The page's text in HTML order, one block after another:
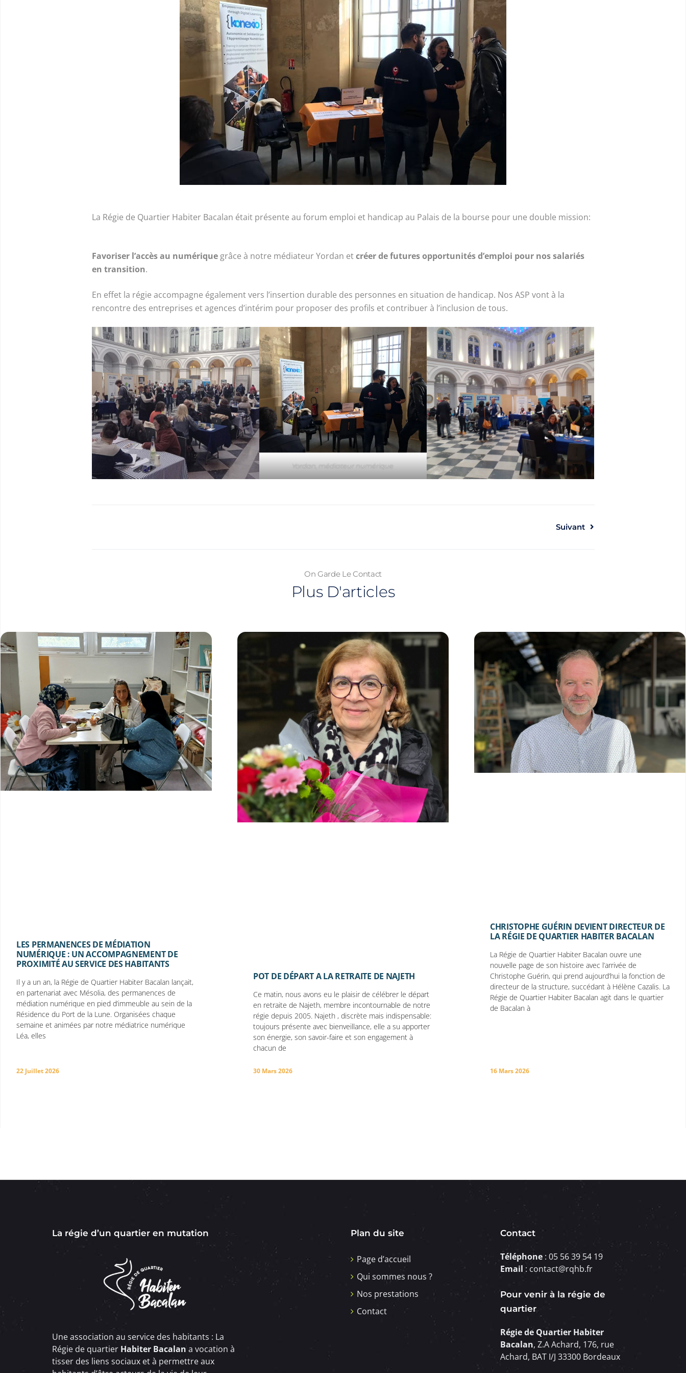
La Régie de Quartier Habiter Bacalan était présente au forum emploi et handicap au Palais de la bourse pour une double mission:
Favoriser l’accès au numériquegrâce à notre médiateur Yordan etcréer de futures opportunités d’emploi pour nos salariés
en transition.
En effet la régie accompagne également vers l’insertion durable des personnes en situation de handicap. Nos ASP vont à la
rencontre des entreprises et agences d’intérim pour proposer des profils et contribuer à l’inclusion de tous.
Yordan, médiateur numérique
Suivant
On Garde Le Contact
Plus D'articles
LES PERMANENCES DE MÉDIATION
NUMÉRIQUE : UN ACCOMPAGNEMENT DE
PROXIMITÉ AU SERVICE DES HABITANTS
Il y a un an, la Régie de Quartier Habiter Bacalan lançait,
en partenariat avec Mésolia, des permanences de
médiation numérique en pied d’immeuble au sein de la
Résidence du Port de la Lune. Organisées chaque
semaine et animées par notre médiatrice numérique
Léa, elles
22 Juillet 2026
POT DE DÉPART A LA RETRAITE DE NAJETH
Ce matin, nous avons eu le plaisir de célébrer le départ
en retraite de Najeth, membre incontournable de notre
régie depuis 2005. Najeth , discrète mais indispensable:
toujours présente avec bienveillance, elle a su apporter
son énergie, son savoir-faire et son engagement à
chacun de
30 Mars 2026
CHRISTOPHE GUÉRIN DEVIENT DIRECTEUR DE
LA RÉGIE DE QUARTIER HABITER BACALAN
La Régie de Quartier Habiter Bacalan ouvre une
nouvelle page de son histoire avec l’arrivée de
Christophe Guérin, qui prend aujourd’hui la fonction de
directeur de la structure, succédant à Hélène Cazalis. La
Régie de Quartier Habiter Bacalan agit dans le quartier
de Bacalan à
16 Mars 2026
La régie d’un quartier en mutation
Une association au service des habitants : La
Régie de quartier Habiter Bacalan a vocation à
tisser des liens sociaux et à permettre aux
Plan du site
Page d’accueil
Qui sommes nous ?
Nos prestations
Contact
Contact
Téléphone: 05 56 39 54 19
Email : contact@rqhb.fr
Pour venir à la régie de
quartier
Régie de Quartier Habiter
Bacalan, Z.A Achard, 176, rue
Achard, BAT I/J 33300 Bordeaux